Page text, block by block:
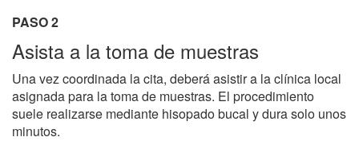
PASO 2
Asista a la toma de muestras
Una vez coordinada la cita, deberá asistir a la clínica local
asignada para la toma de muestras. El procedimiento
suele realizarse mediante hisopado bucal y dura solo unos
minutos.